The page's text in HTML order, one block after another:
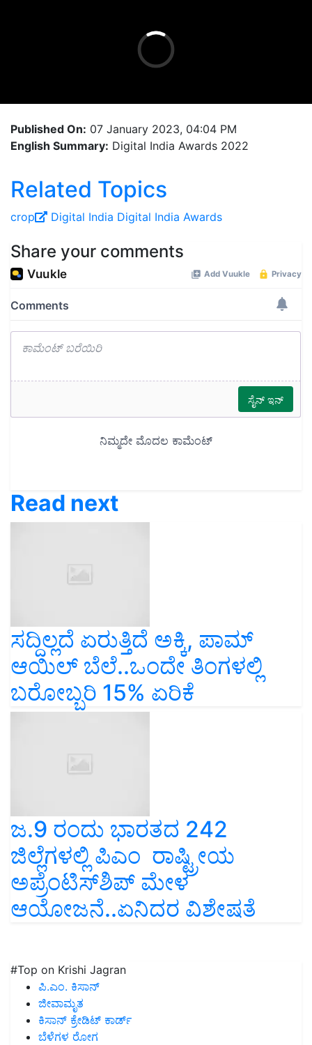
Published On: 07 January 2023, 04:04 PM
English Summary: Digital India Awards 2022
Related Topics
crop Digital India Digital India Awards
Share your comments
Read next
ಸದ್ದಿಲ್ಲದೆ ಏರುತ್ತಿದೆ ಅಕ್ಕಿ, ಪಾಮ್‌
ಆಯಿಲ್‌ ಬೆಲೆ..ಒಂದೇ ತಿಂಗಳಲ್ಲಿ
ಬರೋಬ್ಬರಿ 15% ಏರಿಕೆ
ಜ.9 ರಂದು ಭಾರತದ 242
ಜಿಲ್ಲೆಗಳಲ್ಲಿ ಪಿಎಂ ರಾಷ್ಟ್ರೀಯ
ಅಪ್ರೆಂಟಿಸ್‌ಶಿಪ್‌ ಮೇಳ
ಆಯೋಜನೆ..ಏನಿದರ ವಿಶೇಷತೆ
#Top on Krishi Jagran
ಪಿ.ಎಂ. ಕಿಸಾನ್
ಜೀವಾಮೃತ
ಕಿಸಾನ್ ಕ್ರೇಡಿಟ್ ಕಾರ್ಡ್
ಬೆಳೆಗಳ ರೋಗ